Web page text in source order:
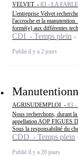
VELVET - 83 - LA
L'entreprise Velvet
l'accroche et la
formé(e) aux différentes
CDI - Temps plein
Publié il y a 2 jours
AGRISUDEMPLOI - 83 -
Nous recherchons, durant
appellation AOP FIGUES
Sous la responsabilité du
CDD - Temps plein
Publié il y a 20 jours